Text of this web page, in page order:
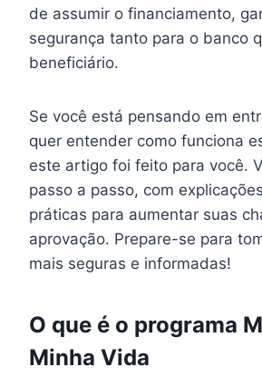
de assumir o financiamento,
segurança tanto para o banco
beneficiário.
Se você está pensando em
quer entender como funciona
este artigo foi feito para você.
passo a passo, com
práticas para aumentar suas
aprovação. Prepare-se para
mais seguras e informadas!
O que é o programa
Minha Vida